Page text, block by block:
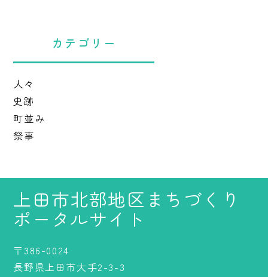
カテゴリー
人々
史跡
町並み
祭事
上田市北部地区まちづくり
ポータルサイト
〒386-0024
長野県上田市大手2-3-3